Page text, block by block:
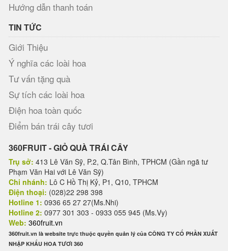
Hướng dẫn thanh toán
TIN TỨC
Giới Thiệu
Ý nghĩa các loài hoa
Tư vấn tặng quà
Sự tích các loài hoa
Điện hoa toàn quốc
Điểm bán trái cây tươi
360FRUIT - GIỎ QUÀ TRÁI CÂY
Trụ sở: 413 Lê Văn Sỹ, P.2, Q.Tân Bình, TPHCM (Gần ngã tư
Phạm Văn Hai với Lê Văn Sỹ)
Chi nhánh: Lô C Hồ Thị Kỷ, P1, Q10, TPHCM
Điện thoại: (028)22 298 398
Hotline 1: 0936 65 27 27(Ms.Nhi)
Hotline 2: 0977 301 303 - 0933 055 945 (Ms.Vy)
Web: 360fruit.vn
360fruit.vn là website trực thuộc quyền quản lý của CÔNG TY CỔ PHẦN XUẤT
NHẬP KHẨU HOA TƯƠI 360